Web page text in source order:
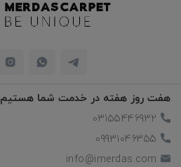
هفت روز هفته در خدمت شما هستیم
03155446932
09931046355
info@imerdas.com